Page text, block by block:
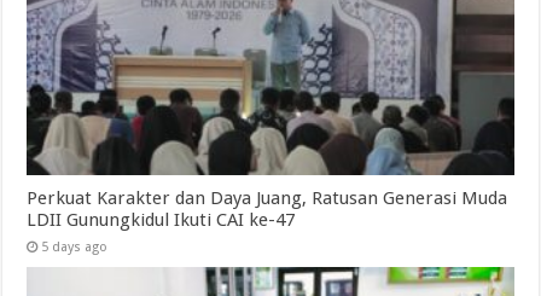
Perkuat Karakter dan Daya Juang, Ratusan Generasi Muda
LDII Gunungkidul Ikuti CAI ke-47
5 days ago